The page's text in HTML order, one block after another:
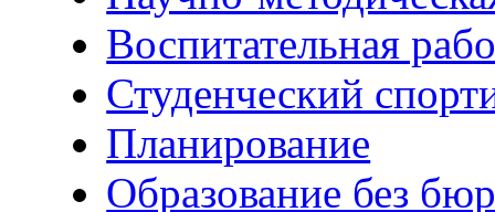
Воспитательная
Студенческий
Планирование
Образование без